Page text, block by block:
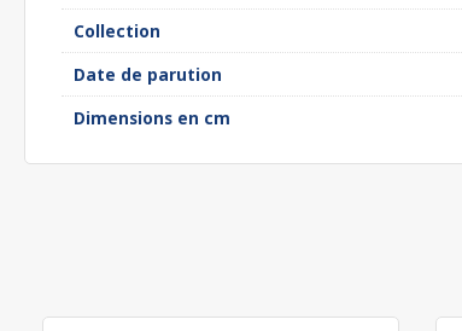
Collection
Date de parution
Dimensions en cm